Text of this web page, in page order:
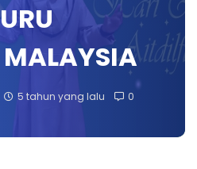
MALAYSIA
5 tahun yang lalu 0